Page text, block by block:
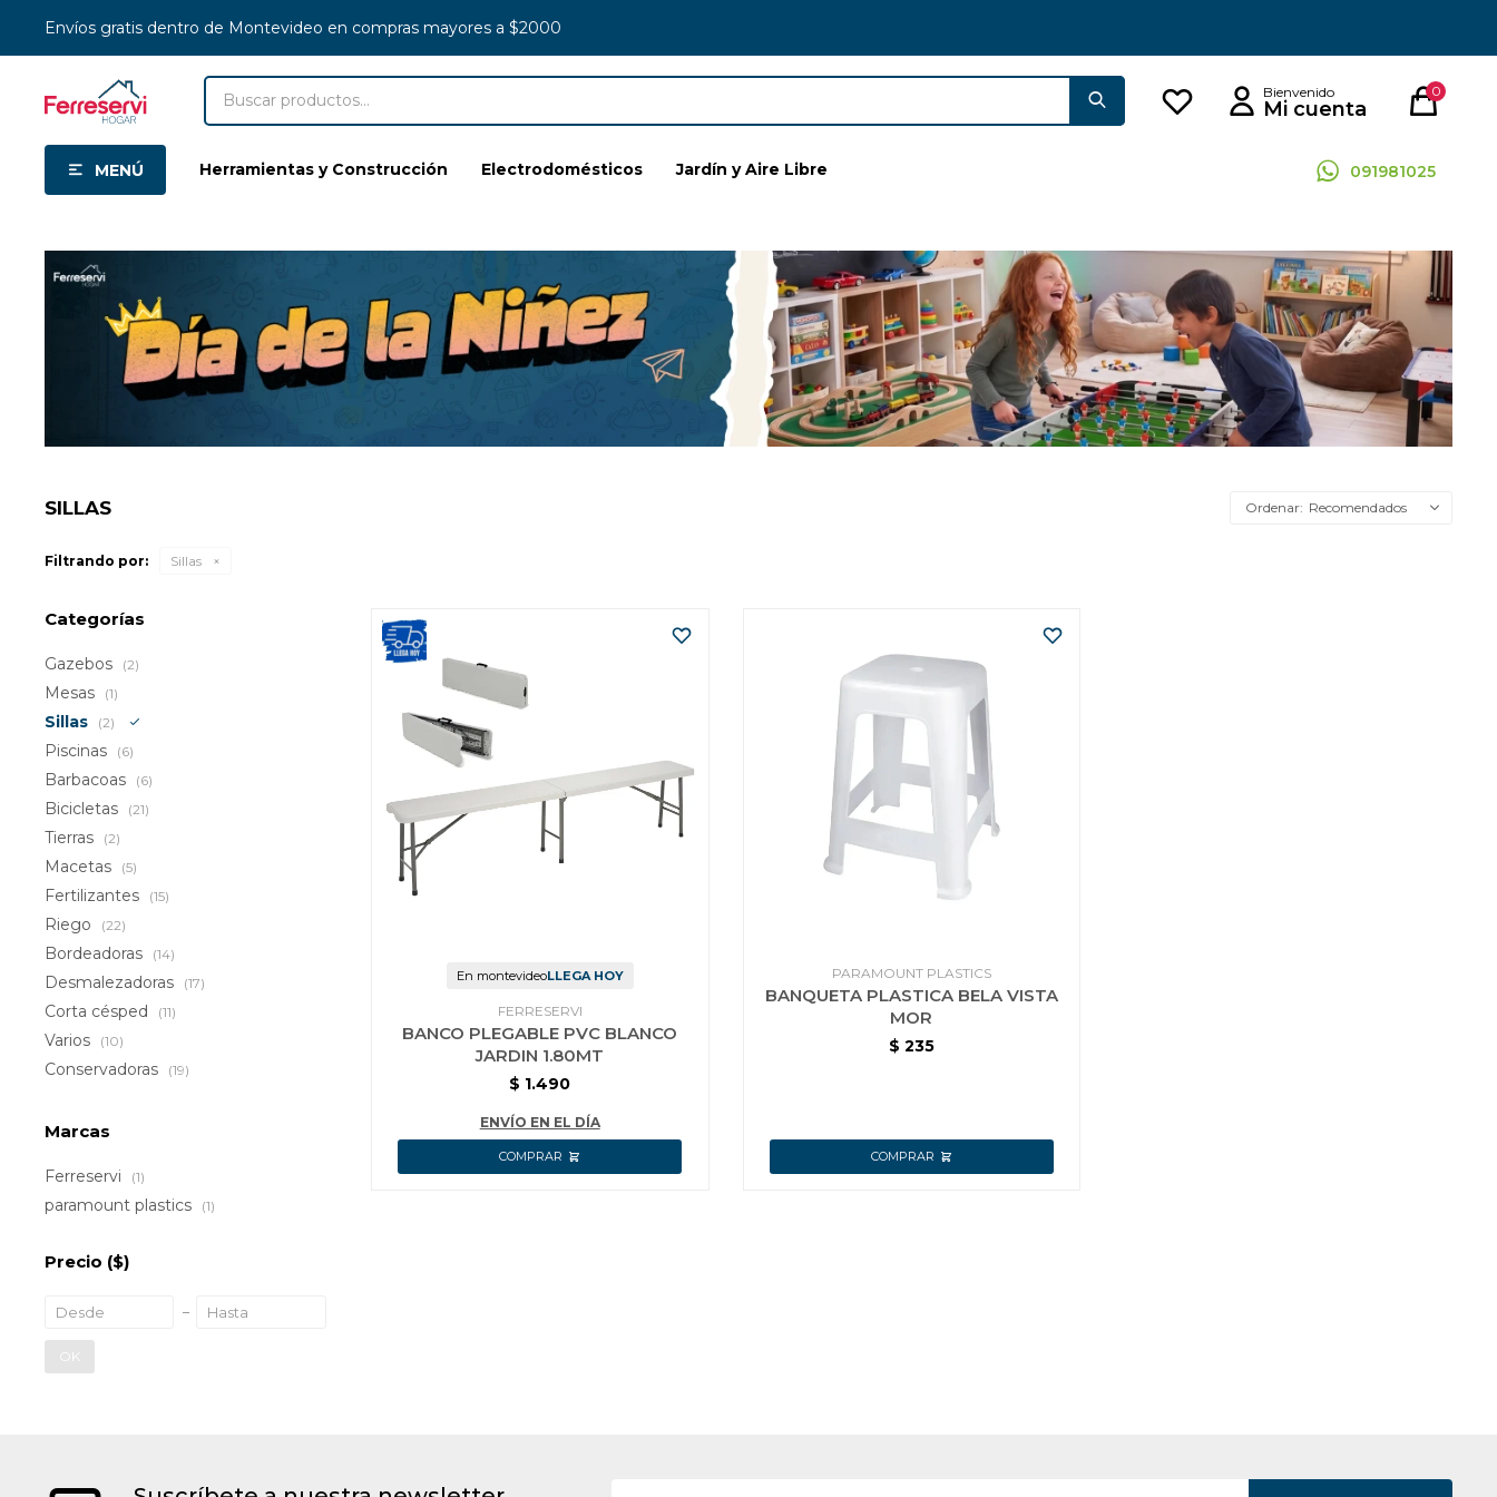
MENÚ Herramientas y Construcción Electrodomésticos Jardín y Aire Libre 091981025
0
Envíos gratis dentro de Montevideo en compras mayores a $2000
SILLAS Recomendados
Filtrando por: Sillas
En montevideoLLEGA HOY
FERRESERVI
BANCO PLEGABLE PVC BLANCO
JARDIN 1.80MT
$ 1.490
ENVÍO EN EL DÍA
PARAMOUNT PLASTICS
BANQUETA PLASTICA BELA VISTA
MOR
$ 235
Categorías
Gazebos (2)
Mesas (1)
Sillas (2)
Piscinas (6)
Barbacoas (6)
Bicicletas (21)
Tierras (2)
Macetas (5)
Fertilizantes (15)
Riego (22)
Bordeadoras (14)
Desmalezadoras (17)
Corta césped (11)
Varios (10)
Conservadoras (19)
Marcas
Ferreservi (1)
paramount plastics (1)
Precio ($)
OK